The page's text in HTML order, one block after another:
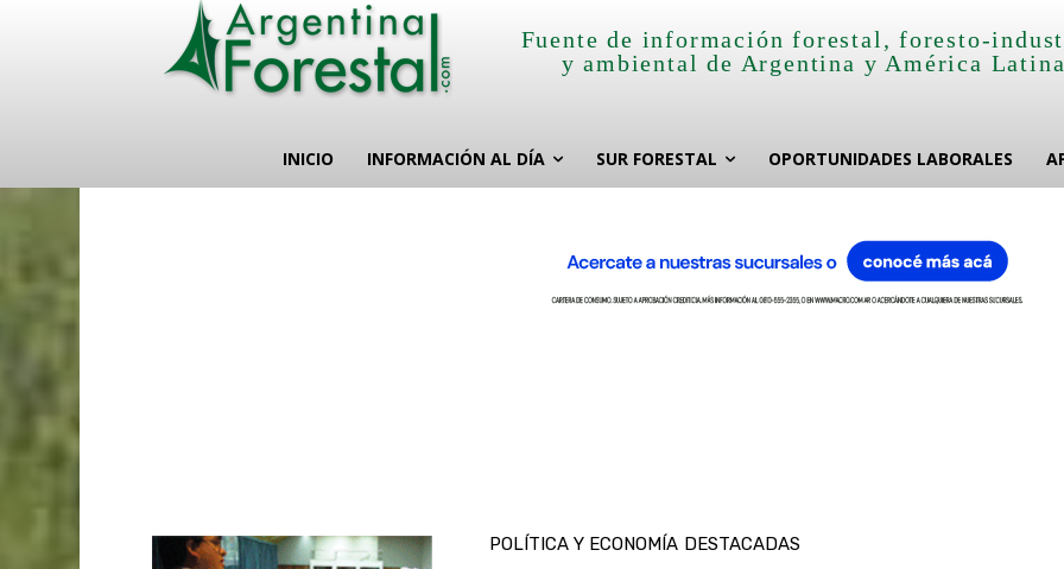
Fuente de información forestal, foresto-
y ambiental de Argentina y América
INICIO INFORMACIÓN AL DÍA SUR FORESTAL OPORTUNIDADES LABORALES
POLÍTICA Y ECONOMÍA DESTACADAS